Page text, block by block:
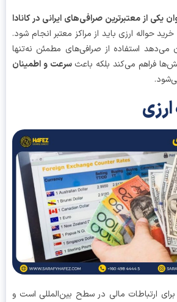
معتبرترین صرافی‌های ایرانی در کانادا
ارزی باید از مراکز معتبر انجام شود.
استفاده از صرافی‌های مطمئن نه‌تنها
می‌کند بلکه باعث سرعت و اطمینان
ارتباطات مالی در سطح بین‌المللی است و